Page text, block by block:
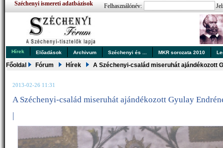
Széchenyi ismereti adatbázisok Felhasználónév:
Hírek Előadások Archivum Széchenyi és ... MKR sorozata 2010
Főoldal Fórum Hírek A Széchenyi-család miseruhát ajándékozott
2013-02-26 11:31
A Széchenyi-család miseruhát ajándékozott Gyulay
|